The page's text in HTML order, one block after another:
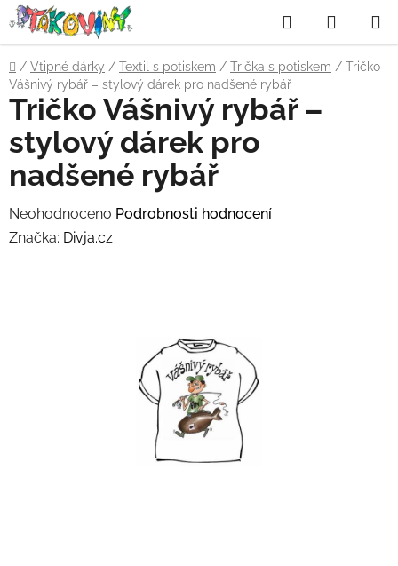
Přejít
na
obsah
Hledat
KOŠÍK
Domů
/ Vtipné dárky / Textil s potiskem / Trička s potiskem / Tričko
Vášnivý rybář – stylový dárek pro nadšené rybář
Tričko Vášnivý rybář –
stylový dárek pro
nadšené rybář
Průměrné
hodnocení
Neohodnoceno Podrobnosti hodnocení
Značka: Divja.cz